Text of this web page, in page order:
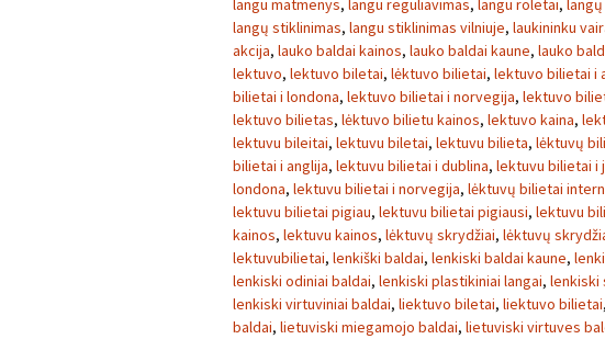
langu matmenys, langu reguliavimas, langu roletai,
langų stiklinimas, langu stiklinimas vilniuje, laukininku
akcija, lauko baldai kainos, lauko baldai kaune, lauko
lektuvo, lektuvo biletai, lėktuvo bilietai, lektuvo bilietai i
bilietai i londona, lektuvo bilietai i norvegija, lektuvo
lektuvo bilietas, lėktuvo bilietu kainos, lektuvo kaina,
lektuvu bileitai, lektuvu biletai, lektuvu bilieta, lėktuvų
bilietai i anglija, lektuvu bilietai i dublina, lektuvu bilietai i
londona, lektuvu bilietai i norvegija, lėktuvų bilietai
lektuvu bilietai pigiau, lektuvu bilietai pigiausi, lektuvu
kainos, lektuvu kainos, lėktuvų skrydžiai, lėktuvų
lektuvubilietai, lenkiški baldai, lenkiski baldai kaune,
lenkiski odiniai baldai, lenkiski plastikiniai langai, lenkiski
lenkiski virtuviniai baldai, liektuvo biletai, liektuvo bilietai,
baldai, lietuviski miegamojo baldai, lietuviski virtuves